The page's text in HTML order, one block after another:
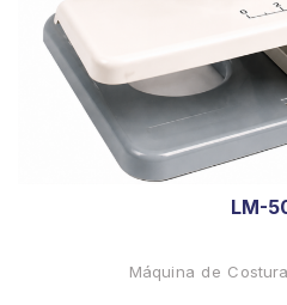
LM-
Máquina de